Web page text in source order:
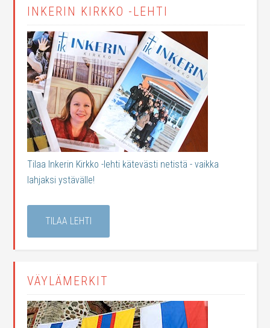
INKERIN KIRKKO -LEHTI
Tilaa Inkerin Kirkko -lehti kätevästi netistä - vaikka
lahjaksi ystävälle!
TILAA LEHTI
VÄYLÄMERKIT